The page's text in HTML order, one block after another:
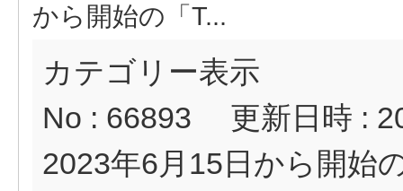
から開始の「T...
カテゴリー表示
No : 66893
更新日時 :
2023年6月15日から開始